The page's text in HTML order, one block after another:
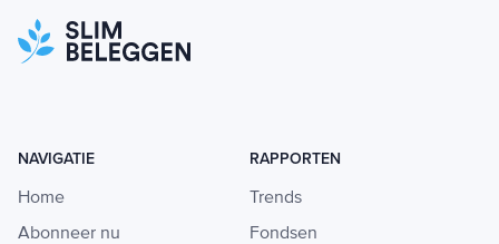
NAVIGATIE
Home
Abonneer nu
RAPPORTEN
Trends
Fondsen